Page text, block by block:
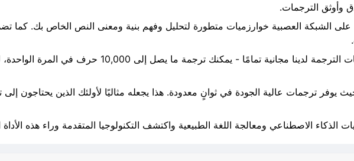
وأوثق الترجمات.
والأفضل من ذلك: خدمات الترجمة لدينا مجانية تمامًا -
يوفر ترجمات عالية الجودة في ثوانٍ معدودة. هذا يجعله مثاليًا لأولئك الذين يحتاجون
الذكاء الاصطناعي ومعالجة اللغة الطبيعية واكتشف التكنولوجيا المتقدمة وراء هذه الأداة